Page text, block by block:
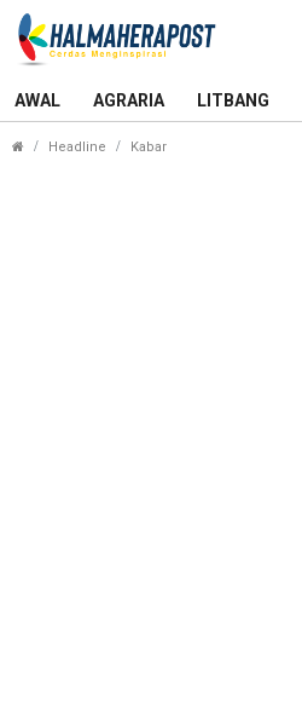
AWAL AGRARIA LITBANG
Headline Kabar